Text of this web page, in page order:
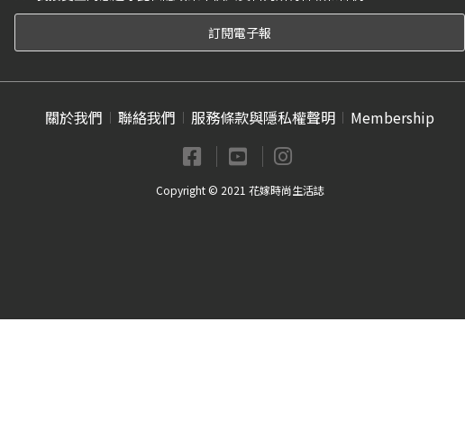
關於我們 聯絡我們 服務條款與隱私權聲明 Membership
Copyright © 2021 花嫁時尚生活誌